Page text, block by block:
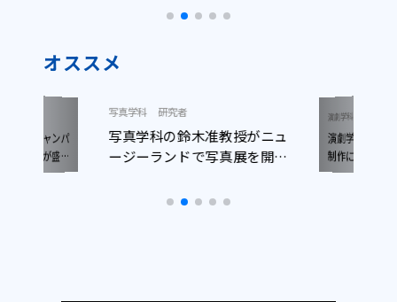
オススメ
プンキャンパ
開催）が盛況
写真学科 研究者
写真学科の鈴木准教授がニュ
ージーランドで写真展を開催
演劇学科
演劇学科生が
制作に参加！